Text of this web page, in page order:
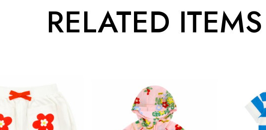
RELATED ITEMS